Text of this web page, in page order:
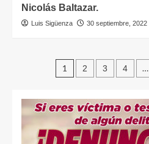
Nicolás Baltazar.
Luis Sigüenza 30 septiembre, 2022
1 2 3 4 …